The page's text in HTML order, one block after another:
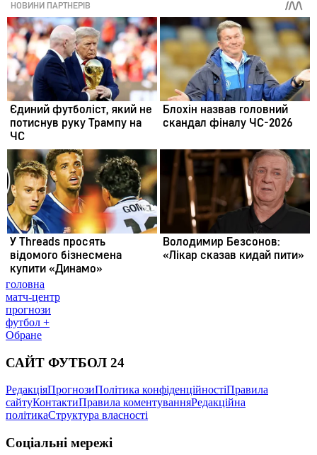
головна
матч-центр
прогнози
футбол +
Обране
САЙТ ФУТБОЛ 24
РедакціяПрогнозиПолітика конфіденційностіПравила
сайтуКонтактиПравила коментуванняРедакційна
політикаСтруктура власності
Соціальні мережі